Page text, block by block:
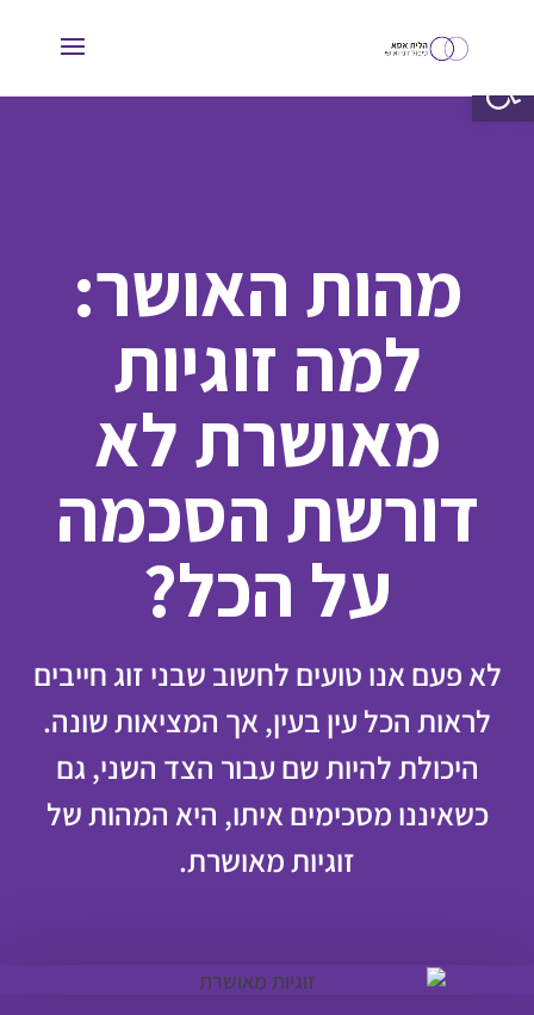
מהות האושר:
למה זוגיות
מאושרת לא
דורשת הסכמה
על הכל?
לא פעם אנו טועים לחשוב שבני זוג חייבים
לראות הכל עין בעין, אך המציאות שונה.
היכולת להיות שם עבור הצד השני, גם
כשאיננו מסכימים איתו, היא המהות של
זוגיות מאושרת.
פתח סרגל נגישות